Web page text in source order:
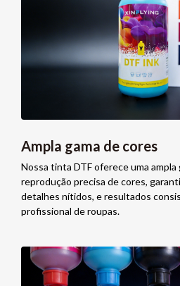
Ampla gama de cores
Nossa tinta DTF oferece uma ampla
reprodução precisa de cores,
detalhes nítidos, e resultados
profissional de roupas.